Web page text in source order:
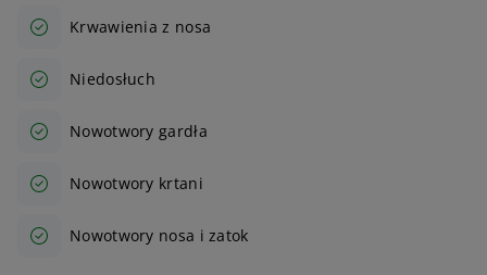
Krwawienia z nosa
Niedosłuch
Nowotwory gardła
Nowotwory krtani
Nowotwory nosa i zatok